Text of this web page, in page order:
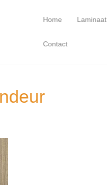
Home Laminaat
Contact